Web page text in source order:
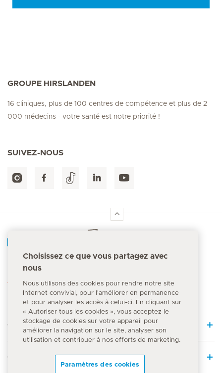
GROUPE HIRSLANDEN
16 cliniques, plus de 100 centres de compétence et plus de 2
000 médecins - votre santé est notre priorité !
SUIVEZ-NOUS
Numéro d'urgence
144
Quick Links
Offre médicale
Choisissez ce que vous partagez avec
nous
Nous utilisons des cookies pour rendre notre site
Internet convivial, pour l'améliorer en permanence
et pour analyser les accès à celui-ci. En cliquant sur
« Autoriser tous les cookies », vous acceptez le
stockage de cookies sur votre appareil pour
améliorer la navigation sur le site, analyser son
utilisation et contribuer à nos efforts de marketing.
Paramètres des cookies